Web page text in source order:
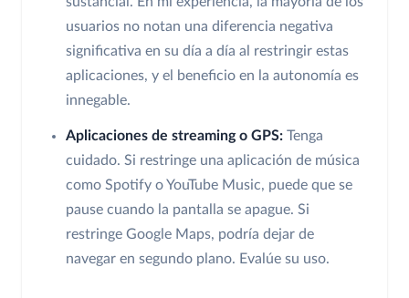
usuarios no notan una diferencia negativa
significativa en su día a día al restringir estas
aplicaciones, y el beneficio en la autonomía es
innegable.
Aplicaciones de streaming o GPS: Tenga
cuidado. Si restringe una aplicación de música
como Spotify o YouTube Music, puede que se
pause cuando la pantalla se apague. Si
restringe Google Maps, podría dejar de
navegar en segundo plano. Evalúe su uso.